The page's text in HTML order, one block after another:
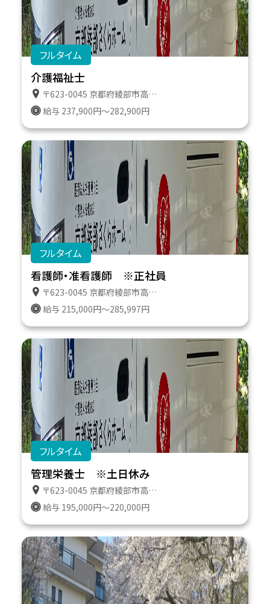
フルタイム
介護福祉士
〒623-0045 京都府綾部市高津町遠所１番地６１１
給与 237,900円～282,900円
フルタイム
看護師・准看護師 ※正社員
〒623-0045 京都府綾部市高津町遠所１番地６１１
給与 215,000円～285,997円
フルタイム
管理栄養士 ※土日休み
〒623-0045 京都府綾部市高津町遠所１番地６１１
給与 195,000円～220,000円